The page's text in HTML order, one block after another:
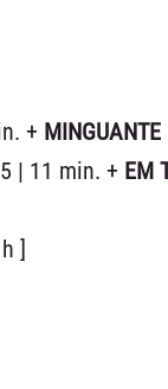
+ MINGUANTE
| 11 min. + EM
]